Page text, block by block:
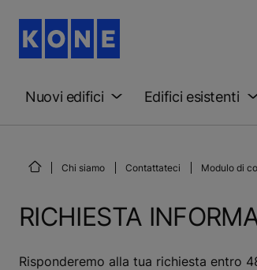
Nuovi edifici Edifici esistenti
Chi siamo Contattateci Modulo di
RICHIESTA
Risponderemo alla tua richiesta entro